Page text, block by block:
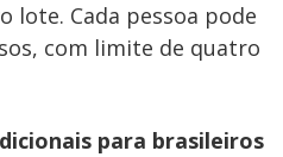
lote. Cada pessoa pode
com limite de quatro
para brasileiros